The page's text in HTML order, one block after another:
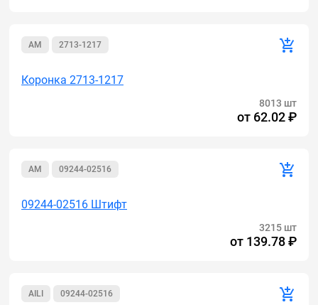
AM 2713-1217
Коронка 2713-1217
8013 шт
от 62.02 ₽
AM 09244-02516
09244-02516 Штифт
3215 шт
от 139.78 ₽
AILI 09244-02516